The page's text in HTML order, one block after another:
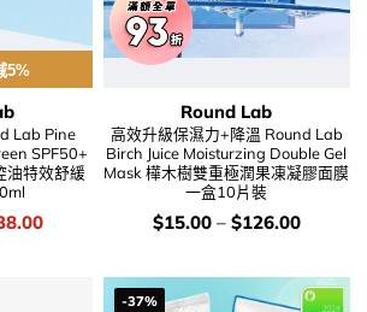
5%
Lab Pine
SPF50+
油特效舒緩
Current
$138.00.
Round Lab
高效升級保濕力+降溫 Round Lab
Birch Juice Moisturzing Double Gel
Mask 樺木樹雙重極潤果凍凝膠面膜
一盒10片裝
價
$15.00– $126.00
-37%